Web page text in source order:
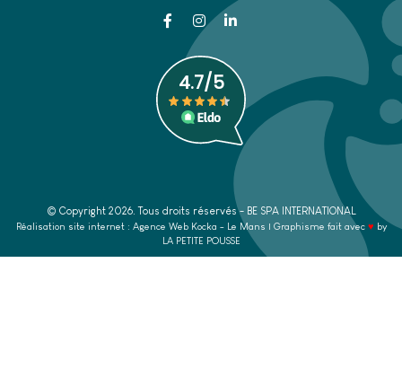
© Copyright 2026. Tous droits réservés - BE SPA INTERNATIONAL
Réalisation site internet : Agence Web Kocka - Le Mans | Graphisme fait avec ♥ by
LA PETITE POUSSE